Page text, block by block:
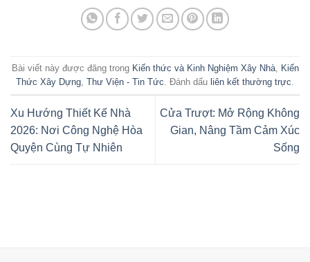
Bài viết này được đăng trong Kiến thức và Kinh Nghiệm Xây Nhà,
Kiến
Thức Xây Dựng Thư Viện - Tin Tức . Đánh dấu liên kết thường trực
Xu Hướng Thiết Kế Nhà
2026: Nơi Công Nghệ Hòa
Quyện Cùng Tự Nhiên
Cửa Trượt: Mở Rộng Không
Gian, Nâng Tầm Cảm Xúc
Sống